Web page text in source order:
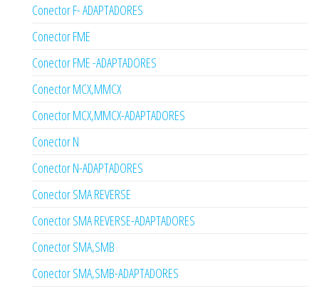
Conector F- ADAPTADORES
Conector FME
Conector FME -ADAPTADORES
Conector MCX,MMCX
Conector MCX,MMCX-ADAPTADORES
Conector N
Conector N-ADAPTADORES
Conector SMA REVERSE
Conector SMA REVERSE-ADAPTADORES
Conector SMA,SMB
Conector SMA,SMB-ADAPTADORES